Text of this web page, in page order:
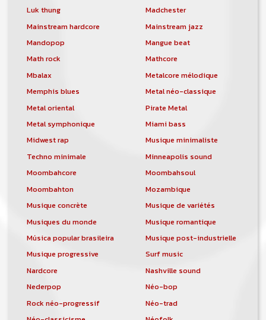
Luk thung
Madchester
Mainstream hardcore
Mainstream jazz
Mandopop
Mangue beat
Math rock
Mathcore
Mbalax
Metalcore mélodique
Memphis blues
Metal néo-classique
Metal oriental
Pirate Metal
Metal symphonique
Miami bass
Midwest rap
Musique minimaliste
Techno minimale
Minneapolis sound
Moombahcore
Moombahsoul
Moombahton
Mozambique
Musique concrète
Musique de variétés
Musiques du monde
Musique romantique
Música popular brasileira
Musique post-industrielle
Musique progressive
Surf music
Nardcore
Nashville sound
Nederpop
Néo-bop
Rock néo-progressif
Néo-trad
Un nouveau service de petites annonces
pour musicien vous est proposé sur le
site. Ce service permet, lorsque vous
êtes musiciens ou un groupe, un
orchestre, DJ, etc... de chercher un/des